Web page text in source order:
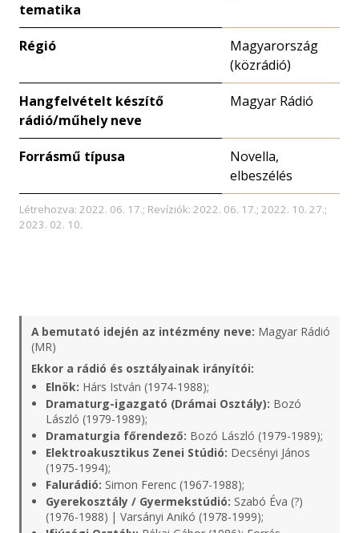
tematika
Régió
Magyarország
(közrádió)
Hangfelvételt készítő
rádió/műhely neve
Magyar Rádió
Forrásmű típusa
Novella,
elbeszélés
Létrehozva: 2022. 06. 17.; Revíziók: 2022. 06. 17.; 2022. 10. 27.;
2023. 02. 10.
A bemutató idején az intézmény neve: Magyar Rádió
(MR)
Ekkor a rádió és osztályainak irányítói:
Elnök: Hárs István (1974-1988);
Dramaturg-igazgató (Drámai Osztály): Bozó
László (1979-1989);
Dramaturgia főrendező: Bozó László (1979-1989);
Elektroakusztikus Zenei Stúdió: Decsényi János
(1975-1994);
Falurádió: Simon Ferenc (1967-1988);
Gyerekosztály / Gyermekstúdió: Szabó Éva (?)
(1976-1988) | Varsányi Anikó (1978-1999);